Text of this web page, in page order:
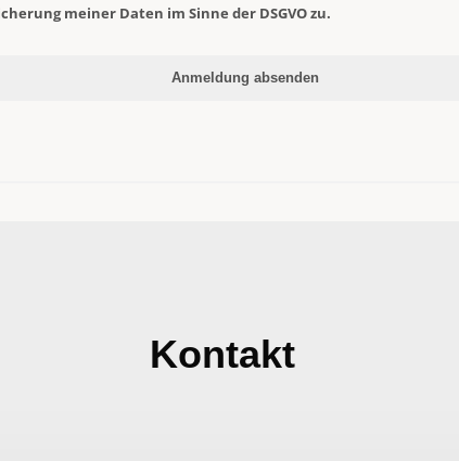
meiner Daten im Sinne der DSGVO zu.
Kontakt